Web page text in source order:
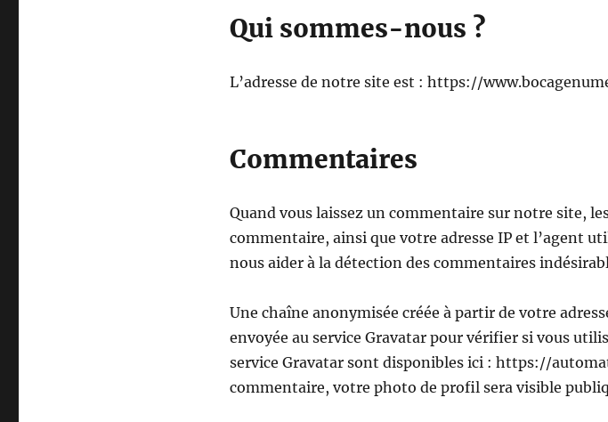
Qui sommes-nous ?
L’adresse de notre site est : https://
Commentaires
Quand vous laissez un commentaire sur notre site,
commentaire, ainsi que votre adresse IP et l’agent
nous aider à la détection des commentaires
Une chaîne anonymisée créée à partir de votre
envoyée au service Gravatar pour vérifier si vous
service Gravatar sont disponibles ici : https://
commentaire, votre photo de profil sera visible